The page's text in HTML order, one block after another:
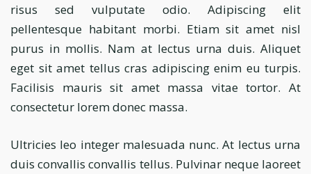
risus sed vulputate odio. Adipiscing elit
pellentesque habitant morbi. Etiam sit amet nisl
purus in mollis. Nam at lectus urna duis. Aliquet
eget sit amet tellus cras adipiscing enim eu turpis.
Facilisis mauris sit amet massa vitae tortor. At
consectetur lorem donec massa.
Ultricies leo integer malesuada nunc. At lectus urna
duis convallis convallis tellus. Pulvinar neque laoreet